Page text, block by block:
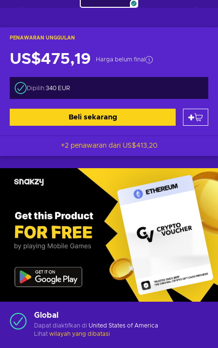
PENAWARAN UNGGULAN
US$475,19 Harga belum final
Dipilih:340 EUR
Beli sekarang
+2 penawaran dari US$413,20
Global
Dapat diaktifkan di United States of America
Lihat wilayah yang dibatasi